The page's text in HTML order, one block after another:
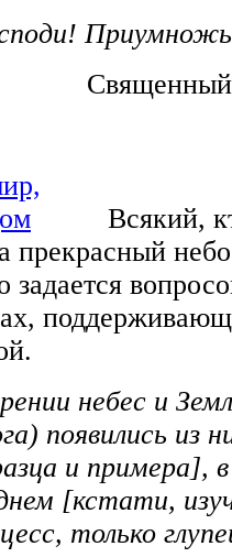
Всякий,
прекрасный
небес и
появились из
и примера],
[кстати,
только